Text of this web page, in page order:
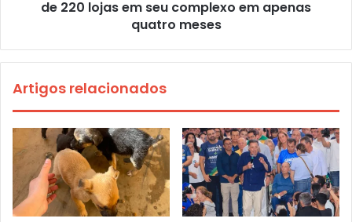
de 220 lojas em seu complexo em apenas
quatro meses
Artigos relacionados